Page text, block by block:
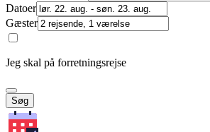
Datoer
Gæster
Jeg skal på forretningsrejse
Søg